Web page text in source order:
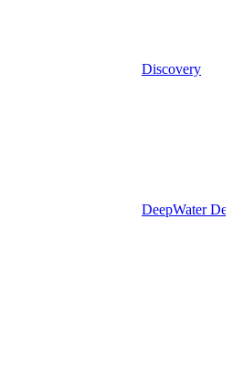
Discovery
DeepWater